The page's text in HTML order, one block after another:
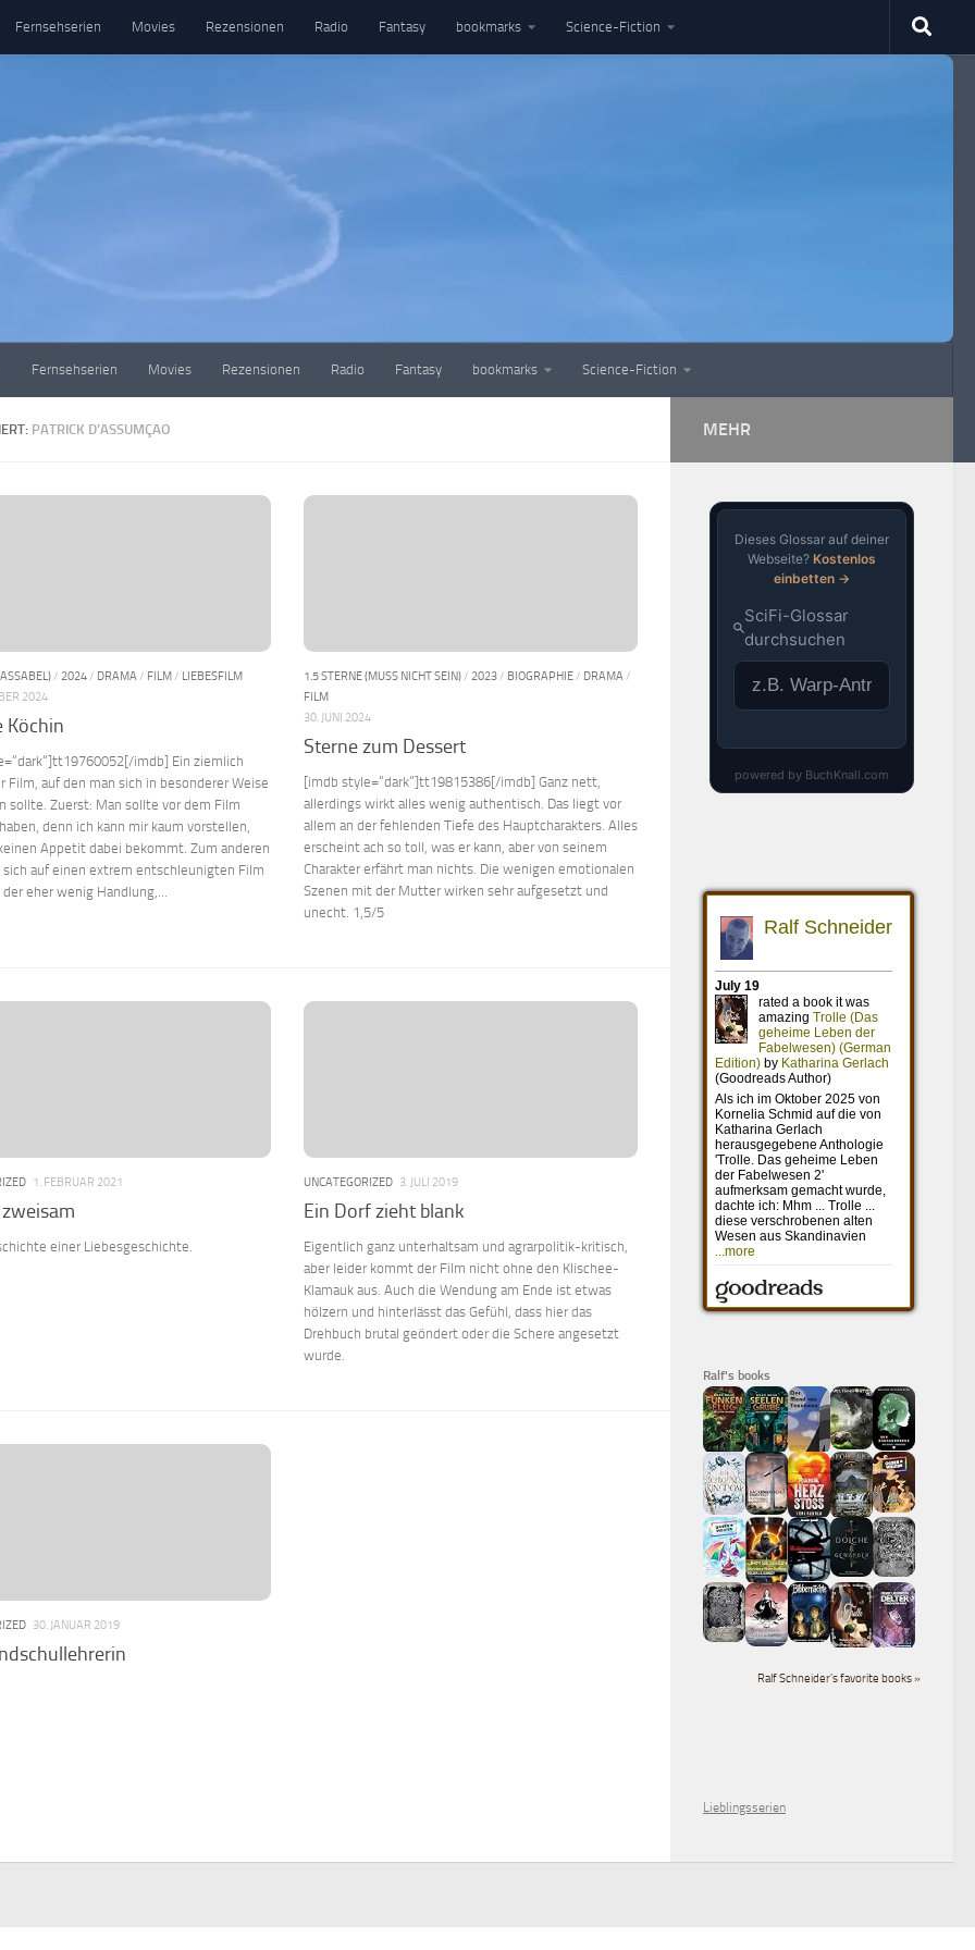
Fernsehserien Movies Rezensionen Radio Fantasy bookmarks Science-Fiction
Fernsehserien Movies Rezensionen Radio Fantasy bookmarks Science-Fiction
PATRICK D’ASSUMÇAO
/ 2024/ DRAMA / FILM/ LIEBESFILM
2024
Köchin
imdb] Ein ziemlich
Film, auf den man sich in besonderer Weise
sollte. Zuerst: Man sollte vor dem Film
denn ich kann mir kaum vorstellen,
Appetit dabei bekommt. Zum anderen
auf einen extrem entschleunigten Film
eher wenig Handlung,...
1.5 STERNE (MUSS NICHT SEIN)/ 2023/ BIOGRAPHIE/ DRAMA /
FILM
30. JUNI 2024
Sterne zum Dessert
[imdb style=“dark“]tt19815386[/imdb] Ganz nett,
allerdings wirkt alles wenig authentisch. Das liegt vor
allem an der fehlenden Tiefe des Hauptcharakters. Alles
erscheint ach so toll, was er kann, aber von seinem
Charakter erfährt man nichts. Die wenigen emotionalen
Szenen mit der Mutter wirken sehr aufgesetzt und
unecht. 1,5/5
1. FEBRUAR 2021
einer Liebesgeschichte.
UNCATEGORIZED 3. JULI 2019
Ein Dorf zieht blank
Eigentlich ganz unterhaltsam und agrarpolitik-kritisch,
aber leider kommt der Film nicht ohne den Klischee-
Klamauk aus. Auch die Wendung am Ende ist etwas
hölzern und hinterlässt das Gefühl, dass hier das
Drehbuch brutal geöndert oder die Schere angesetzt
wurde.
30. JANUAR 2019
MEHR
Ralf's books
Ralf Schneider's favorite books »
Lieblingsserien